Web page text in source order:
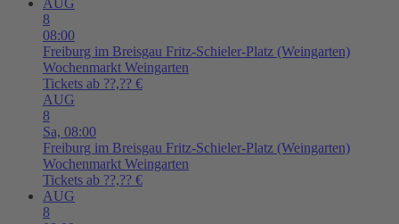
8
08:00
Freiburg im Breisgau Fritz-Schieler-Platz (Weingarten)
Wochenmarkt Weingarten
Tickets ab ??,?? €
AUG
8
Sa, 08:00
Freiburg im Breisgau Fritz-Schieler-Platz (Weingarten)
Wochenmarkt Weingarten
Tickets ab ??,?? €
AUG
8